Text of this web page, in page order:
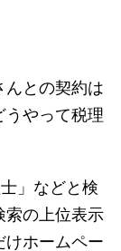
んとの契約は
うやって税理
」などと検
索の上位表示
けホームペー